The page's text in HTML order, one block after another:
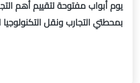
يوم أبواب مفتوحة لتقييم أهم
بمحطتي التجارب ونقل